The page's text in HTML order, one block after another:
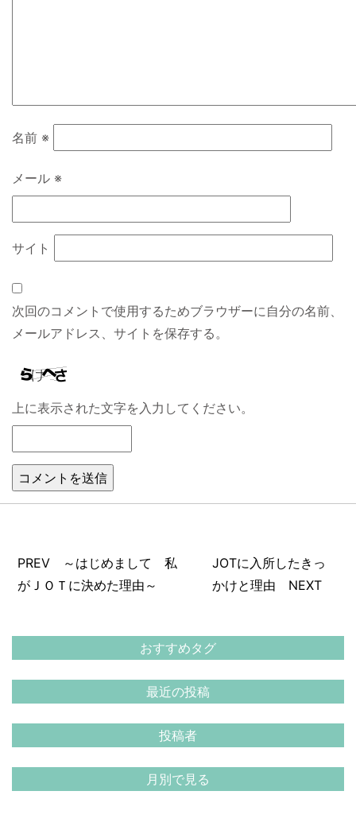
おすすめタグ
最近の投稿
投稿者
月別で見る
名前 ※
メール ※
サイト
次回のコメントで使用するためブラウザーに自分の名前、
メールアドレス、サイトを保存する。
上に表示された文字を入力してください。
PREV ～はじめまして 私
がＪＯＴに決めた理由～
JOTに入所したきっ
かけと理由 NEXT